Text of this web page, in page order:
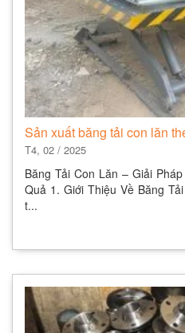
Sản xuất băng tải con lăn
T4, 02 / 2025
Băng Tải Con Lăn – Giải
Quả 1. Giới Thiệu Về Băng
t...